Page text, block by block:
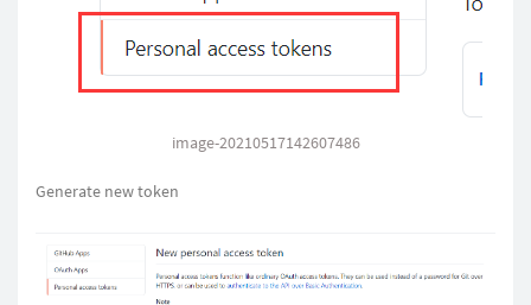
image-20210517142607486
Generate new token